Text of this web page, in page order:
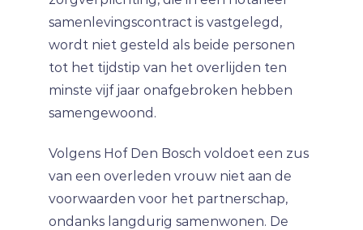
samenlevingscontract is vastgelegd,
wordt niet gesteld als beide personen
tot het tijdstip van het overlijden ten
minste vijf jaar onafgebroken hebben
samengewoond.
Volgens Hof Den Bosch voldoet een zus
van een overleden vrouw niet aan de
voorwaarden voor het partnerschap,
ondanks langdurig samenwonen. De